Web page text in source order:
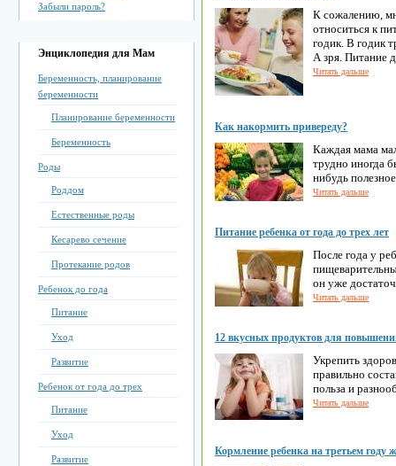
Забыли пароль?
Энциклопедия для Мам
Беременность, планирование
беременности
Планирование беременности
Беременность
Роды
Роддом
Естественные роды
Кесарево сечение
Протекание родов
Ребенок до года
Питание
Уход
Развитие
Ребенок от года до трех
Питание
Уход
Развитие
К сожалению,
относиться к
годик. В годик
А зря. Питание
Читать дальше
Как накормить привереду?
Каждая мама
трудно иногда
нибудь
Читать дальше
Питание ребенка от года до трех лет
После года у
он уже
Читать дальше
12 вкусных продуктов для
Укрепить
правильно
польза и
Читать дальше
Кормление ребенка на третьем году